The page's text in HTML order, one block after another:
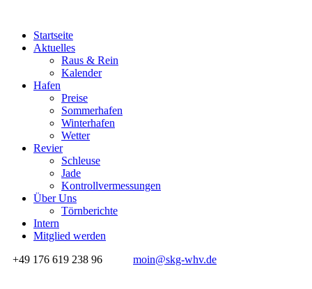
Startseite
Aktuelles
Raus & Rein
Kalender
Hafen
Preise
Sommerhafen
Winterhafen
Wetter
Revier
Schleuse
Jade
Kontrollvermessungen
Über Uns
Törnberichte
Intern
Mitglied werden
+49 176 619 238 96
moin@skg-whv.de